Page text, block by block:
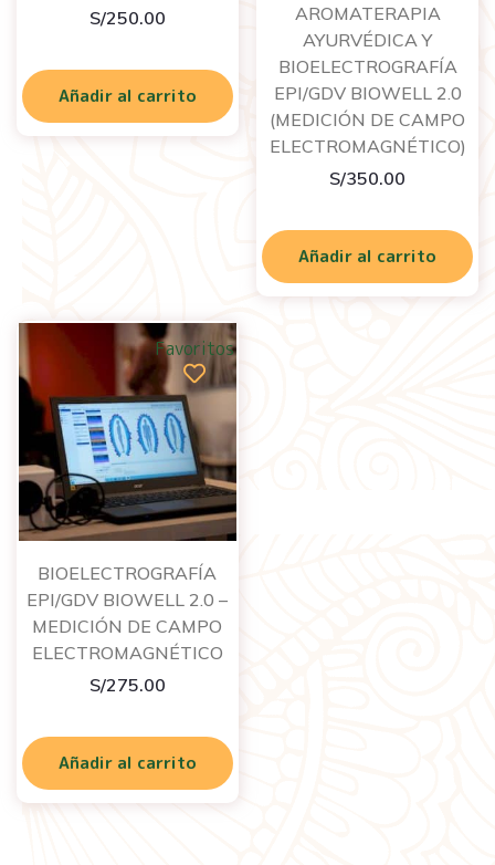
S/250.00
Añadir al carrito
AROMATERAPIA
AYURVÉDICA Y
BIOELECTROGRAFÍA
EPI/GDV BIOWELL 2.0
(MEDICIÓN DE CAMPO
ELECTROMAGNÉTICO)
S/350.00
Añadir al carrito
BIOELECTROGRAFÍA
EPI/GDV BIOWELL 2.0 –
MEDICIÓN DE CAMPO
ELECTROMAGNÉTICO
S/275.00
Añadir al carrito
Favoritos